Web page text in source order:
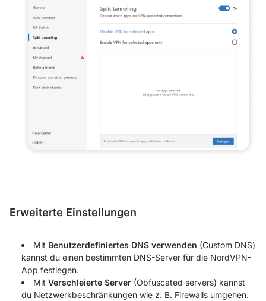
Erweiterte Einstellungen
Mit Benutzerdefiniertes DNS verwenden (Custom DNS)
kannst du einen bestimmten DNS-Server für die NordVPN-
App festlegen.
Mit Verschleierte Server (Obfuscated servers) kannst
du Netzwerkbeschränkungen wie z. B. Firewalls umgehen.